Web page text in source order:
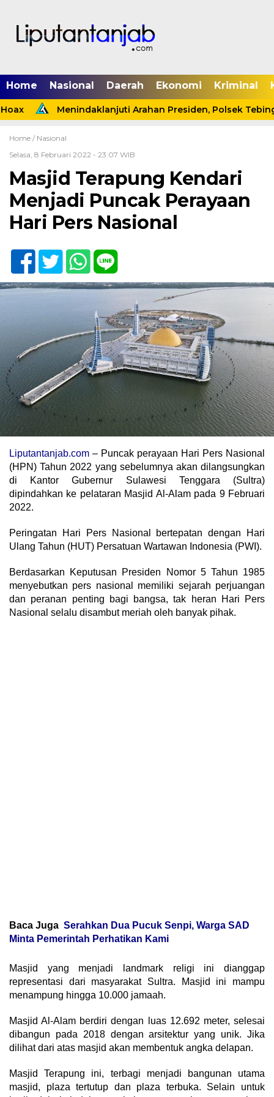
Home Nasional Daerah Ekonomi Kriminal
Menindaklanjuti Arahan Presiden, Polsek
Home / Nasional
Selasa, 8 Februari 2022 - 23:07 WIB
Masjid Terapung Kendari
Menjadi Puncak Perayaan
Hari Pers Nasional
Liputantanjab.com – Puncak perayaan Hari Pers Nasional
(HPN) Tahun 2022 yang sebelumnya akan dilangsungkan
di Kantor Gubernur Sulawesi Tenggara (Sultra)
dipindahkan ke pelataran Masjid Al-Alam pada 9 Februari
2022.
Peringatan Hari Pers Nasional bertepatan dengan Hari
Ulang Tahun (HUT) Persatuan Wartawan Indonesia (PWI).
Berdasarkan Keputusan Presiden Nomor 5 Tahun 1985
menyebutkan pers nasional memiliki sejarah perjuangan
dan peranan penting bagi bangsa, tak heran Hari Pers
Nasional selalu disambut meriah oleh banyak pihak.
Baca Juga Serahkan Dua Pucuk Senpi, Warga SAD
Minta Pemerintah Perhatikan Kami
Masjid yang menjadi landmark religi ini dianggap
representasi dari masyarakat Sultra. Masjid ini mampu
menampung hingga 10.000 jamaah.
Masjid Al-Alam berdiri dengan luas 12.692 meter, selesai
dibangun pada 2018 dengan arsitektur yang unik. Jika
dilihat dari atas masjid akan membentuk angka delapan.
Masjid Terapung ini, terbagi menjadi bangunan utama
masjid, plaza tertutup dan plaza terbuka. Selain untuk